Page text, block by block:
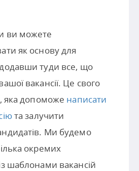
ви можете
як основу для
туди все, що
вакансії. Це свого
яка допоможе написати
та залучити
Ми будемо
окремих
шаблонами вакансій